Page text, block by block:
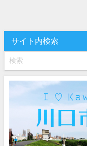
サイト内検索